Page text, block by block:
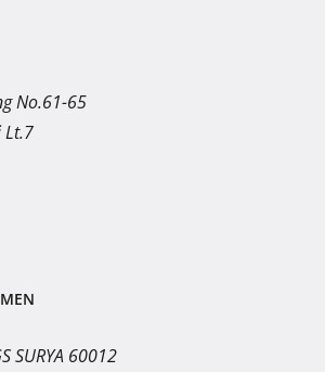
No.61-65
Lt.7
SURYA 60012